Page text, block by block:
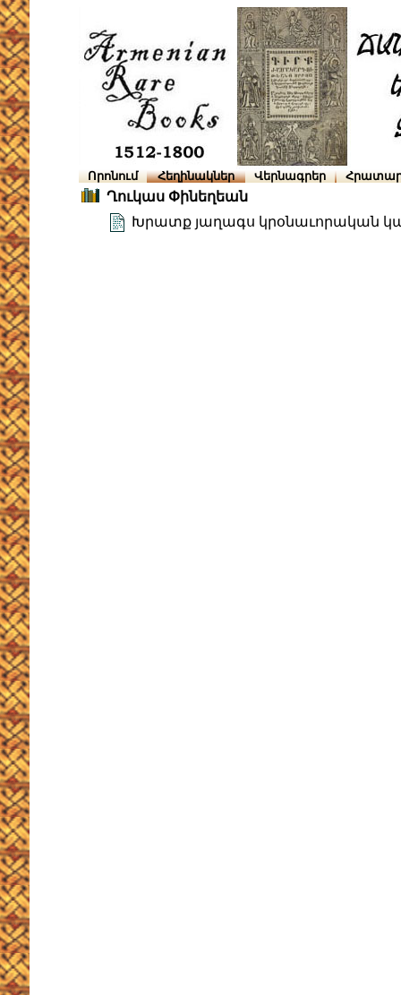
Որոնում Հեղինակներ Վերնագրեր
Ղուկաս Փինեղեան
Խրատք յաղագս կրօնաւորական